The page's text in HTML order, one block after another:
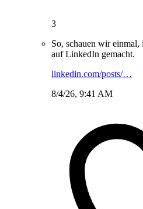
3
So, schauen wir
auf LinkedIn gemacht.
linkedin.com/posts/…
8/4/26, 9:41 AM